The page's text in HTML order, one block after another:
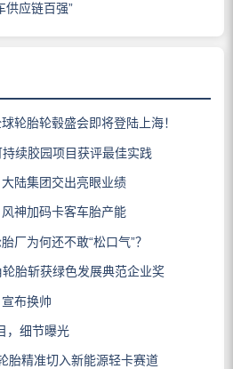
供应链百强”
轮胎轮毂盛会即将登陆上海！
续胶园项目获评最佳实践
陆集团交出亮眼业绩
神加码卡客车胎产能
厂为何还不敢“松口气”？
胎斩获绿色发展典范企业奖
布换帅
，细节曝光
胎精准切入新能源轻卡赛道